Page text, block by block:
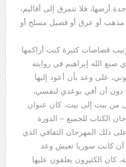
أرضها، فلا تتمزق إلى أقاليم،
مذهب أو عرق أو فصيل مسلح أو
قصاصات كثيرة كنت أراكمها
الله إبراهيم في روايته
على وعد بأن أعود إليها
دون أن أفي بوعدي لنفسي،
من بيت إلى بيت. كان عنوان
الكتاب للجميع – الدورة
من 15 عاما مضت على ذلك المهرجان الثقافي الذي
كانت سوريا تعيش وعد
كان الكثيرون يعلقون عليها